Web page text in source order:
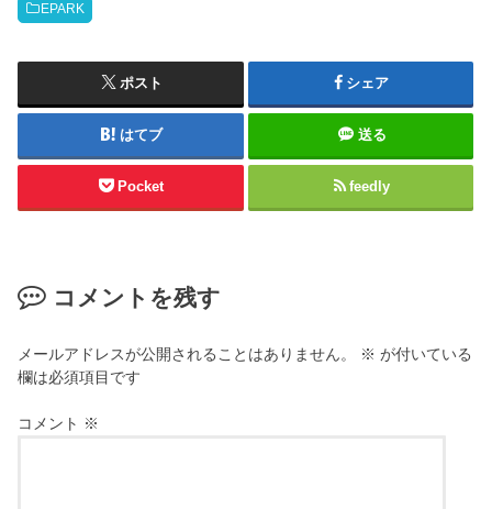
EPARK
ポスト シェア
はてブ 送る
Pocket feedly
コメントを残す
メールアドレスが公開されることはありません。 ※ が付いている
欄は必須項目です
コメント ※